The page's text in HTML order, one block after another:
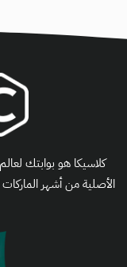
كلاسيكا هو بوابتك
الأصلية من أشهر